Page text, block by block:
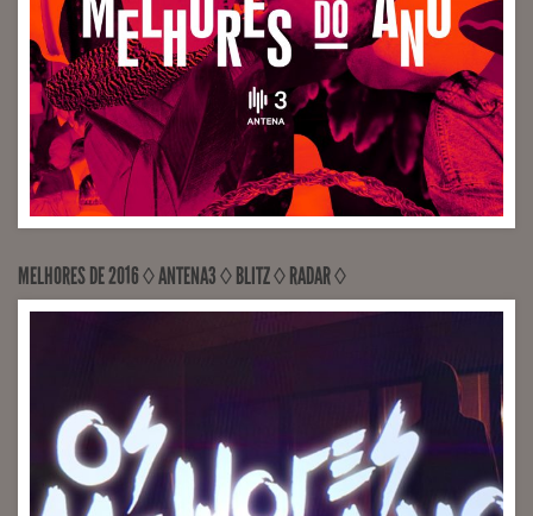
MELHORES DE 2016 ◊ ANTENA3 ◊ BLITZ ◊ RADAR ◊